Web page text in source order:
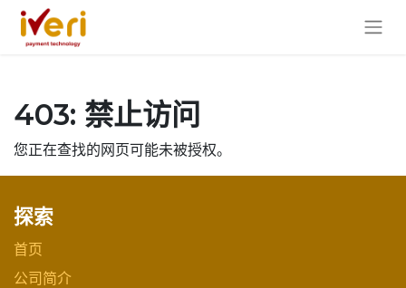
403: 禁止访问
您正在查找的网页可能未被授权。
探索
首页
公司简介